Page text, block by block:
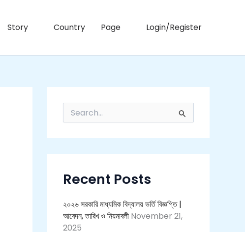
Story Country Page Login/Register
e
c
o
Recent Posts
২০২৬ সরকারি মাধ্যমিক বিদ্যালয় ভর্তি বিজ্ঞপ্তি |
আবেদন, তারিখ ও নিয়মাবলী November 21,
2025
t
o